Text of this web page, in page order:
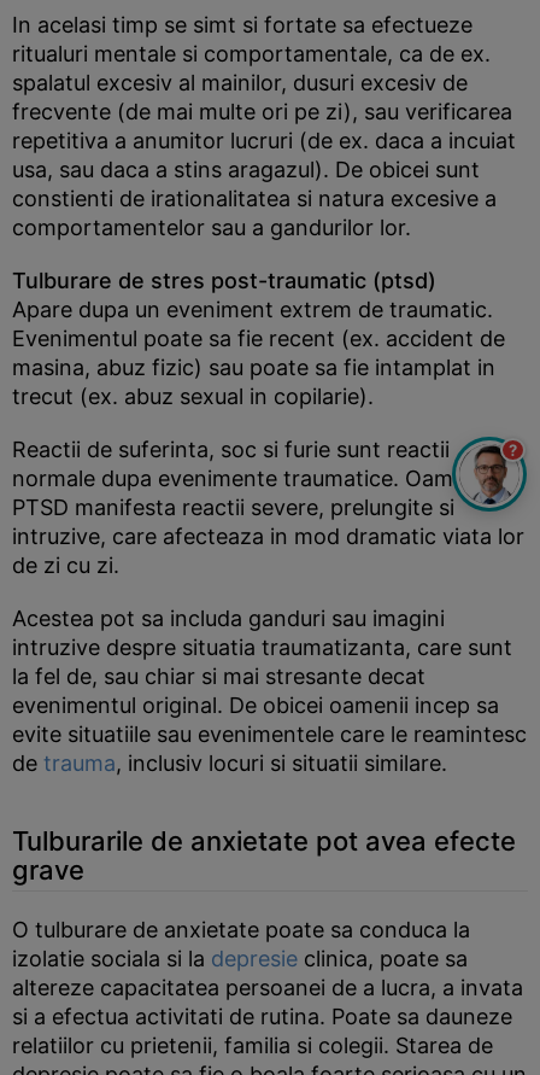
In acelasi timp se simt si fortate sa efectueze
ritualuri mentale si comportamentale, ca de ex.
spalatul excesiv al mainilor, dusuri excesiv de
frecvente (de mai multe ori pe zi), sau verificarea
repetitiva a anumitor lucruri (de ex. daca a incuiat
usa, sau daca a stins aragazul). De obicei sunt
constienti de irationalitatea si natura excesive a
comportamentelor sau a gandurilor lor.
Tulburare de stres post-traumatic (ptsd)
Apare dupa un eveniment extrem de traumatic.
Evenimentul poate sa fie recent (ex. accident de
masina, abuz fizic) sau poate sa fie intamplat in
trecut (ex. abuz sexual in copilarie).
Reactii de suferinta, soc si furie sunt reactii
normale dupa evenimente traumatice. Oamenii cu
PTSD manifesta reactii severe, prelungite si
intruzive, care afecteaza in mod dramatic viata lor
de zi cu zi.
Acestea pot sa includa ganduri sau imagini
intruzive despre situatia traumatizanta, care sunt
la fel de, sau chiar si mai stresante decat
evenimentul original. De obicei oamenii incep sa
evite situatiile sau evenimentele care le reamintesc
de trauma, inclusiv locuri si situatii similare.
Tulburarile de anxietate pot avea efecte
grave
O tulburare de anxietate poate sa conduca la
izolatie sociala si la depresie clinica, poate sa
altereze capacitatea persoanei de a lucra, a invata
si a efectua activitati de rutina. Poate sa dauneze
relatiilor cu prietenii, familia si colegii. Starea de
?